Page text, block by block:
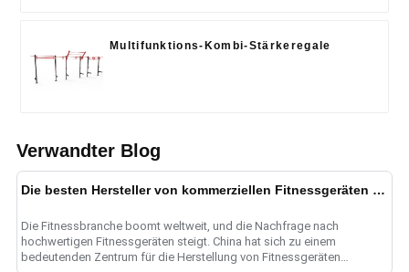
Multifunktions-Kombi-Stärkeregale
Verwandter Blog
Die besten Hersteller von kommerziellen Fitnessgeräten in China
Die Fitnessbranche boomt weltweit, und die Nachfrage nach
hochwertigen Fitnessgeräten steigt. China hat sich zu einem
bedeutenden Zentrum für die Herstellung von Fitnessgeräten